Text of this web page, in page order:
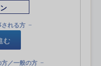
される方
む
方／一般の方